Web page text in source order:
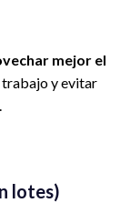
mejor el
trabajo y evitar
lotes)